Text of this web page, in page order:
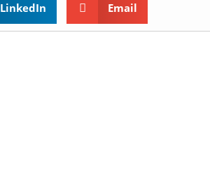
LinkedIn Email